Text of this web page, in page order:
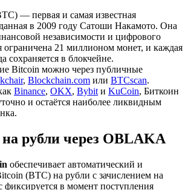
— первая и самая известная
в 2009 году Сатоши Накамото. Она
независимости и цифрового
ограничена 21 миллионом монет, и каждая
сохраняется в блокчейне.
Bitcoin можно через публичные
, Blockchain.com или BTCscan.
Binance, OKX, Bybit и KuCoin, Биткоин
и остаётся наиболее ликвидным
рубли через OBLAKA
обеспечивает автоматический и
(BTC) на рубли с зачислением на
фиксируется в момент поступления